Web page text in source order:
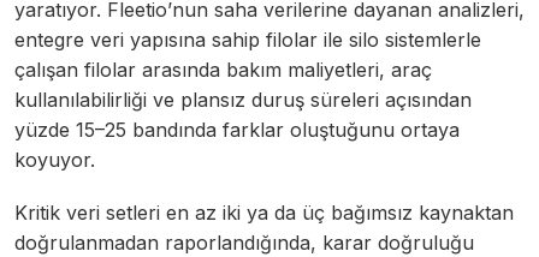
yaratıyor. Fleetio’nun saha verilerine dayanan analizleri,
entegre veri yapısına sahip filolar ile silo sistemlerle
çalışan filolar arasında bakım maliyetleri, araç
kullanılabilirliği ve plansız duruş süreleri açısından
yüzde 15–25 bandında farklar oluştuğunu ortaya
koyuyor.
Kritik veri setleri en az iki ya da üç bağımsız kaynaktan
doğrulanmadan raporlandığında, karar doğruluğu